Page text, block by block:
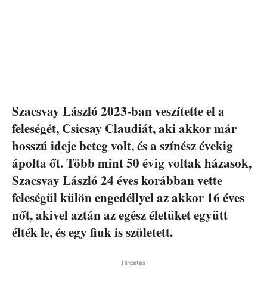
Szacsvay László 2023-ban veszítette el a
feleségét, Csicsay Claudiát, aki akkor már
hosszú ideje beteg volt, és a színész évekig
ápolta őt. Több mint 50 évig voltak házasok,
Szacsvay László 24 éves korábban vette
feleségül külön engedéllyel az akkor 16 éves
nőt, akivel aztán az egész életüket együtt
élték le, és egy fiuk is született.
Hirdetés